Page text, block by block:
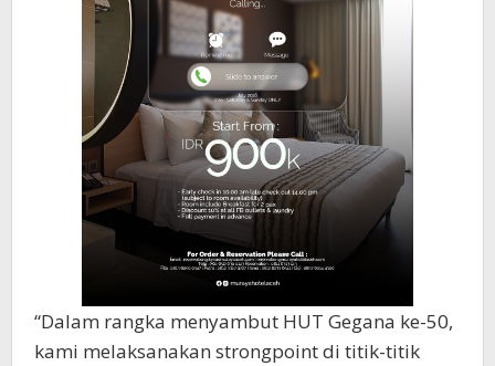
“Dalam rangka menyambut HUT Gegana ke-50,
kami melaksanakan strongpoint di titik-titik